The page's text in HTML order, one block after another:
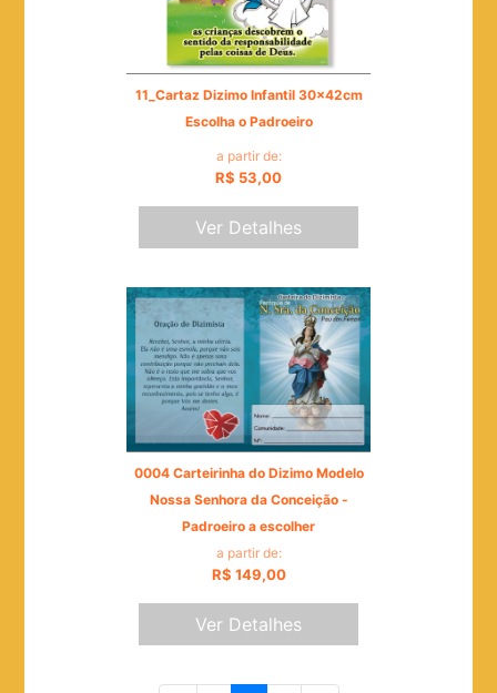
11_Cartaz Dizimo Infantil 30x42cm
Escolha o Padroeiro
a partir de:
R$ 53,00
Ver Detalhes
0004 Carteirinha do Dizimo Modelo
Nossa Senhora da Conceição -
Padroeiro a escolher
a partir de:
R$ 149,00
Ver Detalhes